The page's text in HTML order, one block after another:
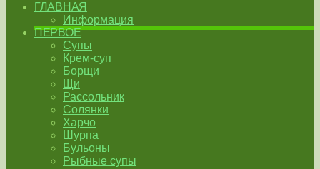
ГЛАВНАЯ
Информация
ПЕРВОЕ
Супы
Крем-суп
Борщи
Щи
Рассольник
Солянки
Харчо
Шурпа
Бульоны
Рыбные супы